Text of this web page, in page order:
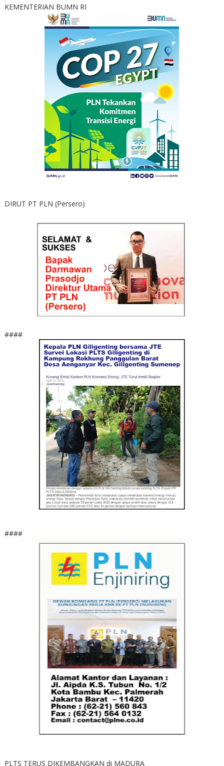
KEMENTERIAN BUMN RI
DIRUT PT PLN (Persero)
####
####
PLTS TERUS DIKEMBANGKAN di MADURA